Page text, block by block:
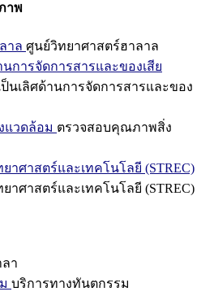
าพ
าล ศูนย์วิทยาศาสตร์ฮาลาล
การจัดการสารและของเสีย
นเลิศด้านการจัดการสารและของ
แวดล้อม ตรวจสอบคุณภาพสิ่ง
าศาสตร์และเทคโนโลยี (STREC)
าศาสตร์และเทคโนโลยี (STREC)
า
บริการทางทันตกรรม